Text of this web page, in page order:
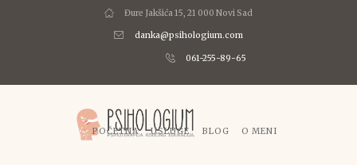
Đure Jakšića 15, 21 000 Novi Sad
danka@psihologium.com
061-255-89-65
POČETNA USLUGE BLOG O MENI